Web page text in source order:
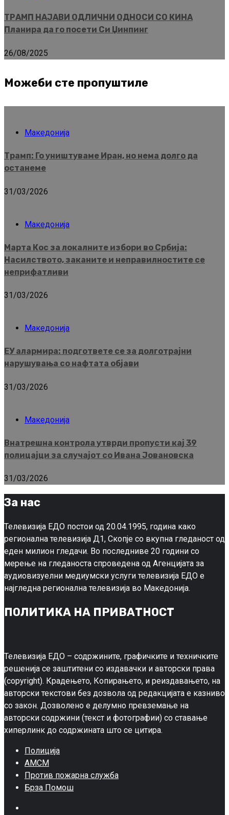
ТРАМП НАЈАВИ ОДЛИЧНИ ОДНОСИ СО КИНА
Планира да го посети Си Џинпинг
26/08/2025
Можеби сте пропуштиле
Македонија
Трамп: Го уништуваме Иран, но нема долго да
останеме
31/03/2026
Македонија
Марта Кос за локалните избори во Србија:
Насилството, заканите и неправилностите се
неприфатливи
31/03/2026
Македонија
ЕУ алармира: подгответе се за долготрајни
нарушувања со нафтата објави
31/03/2026
Македонија
Внатрешна контрола утврди пропусти кај 39
полицајци за случајот со Ивана Јовановска
31/03/2026
За нас
Телевизија ЕДО постои од 20.04.1995, година како
регионална телевизија Д1, Скопје со вкупна гледаност од
еден милион гледачи. Во последниве 20 години со
мерење на гледаноста спроведена од Агенцијата за
аудиовизуелни медиумски услуги телевизија ЕДО е
најгледна регионална телевизија во Македонија.
ПОЛИТИКА НА ПРИВАТНОСТ
Телевизија ЕДО – содржините, графичките и техничките
решенија се заштитени со издавачки и авторски права
(copyright). Крадењето, Копирањето, и реиздавањето, на
авторски текстови без дозвола од редакцијата е казниво
со закон. Дозволено е делумно превземање на
авторски содржини (текст и фотографии) со ставање
хиперлинк до содржината што се цитира.
Полиција
АМСМ
Против пожарна служба
Брза Помош